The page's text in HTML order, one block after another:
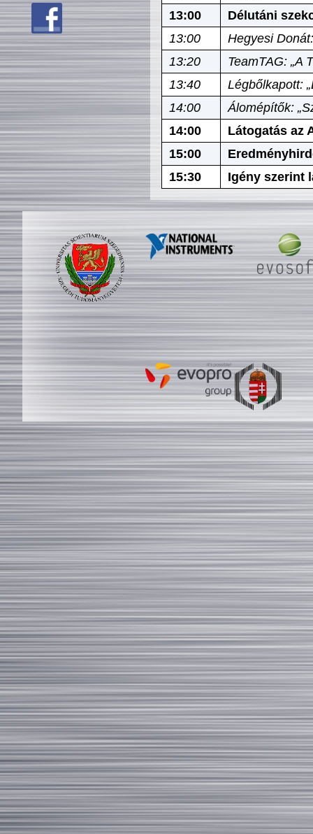
13:00
Délutáni
13:00
Hegyesi
13:20
TeamTAG: „A
13:40
Légbőlkapott:
14:00
Álomépítők:
14:00
Látogatás az
15:00
15:30
Igény szerint